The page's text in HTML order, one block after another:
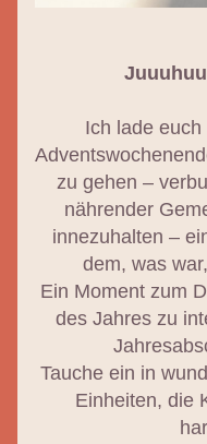
Ich lade
zu gehen –
nährender
innezuhalten –
dem, was
Ein Moment zum
des Jahres zu
Tauche ein in
Einheiten, die